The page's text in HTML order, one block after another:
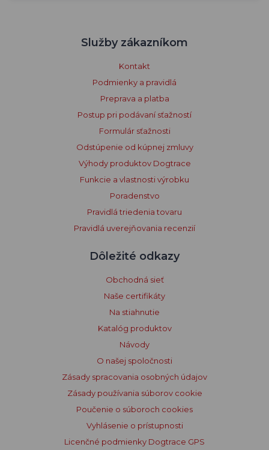
Služby zákazníkom
Kontakt
Podmienky a pravidlá
Preprava a platba
Postup pri podávaní sťažností
Formulár sťažnosti
Odstúpenie od kúpnej zmluvy
Výhody produktov Dogtrace
Funkcie a vlastnosti výrobku
Poradenstvo
Pravidlá triedenia tovaru
Pravidlá uverejňovania recenzií
Dôležité odkazy
Obchodná sieť
Naše certifikáty
Na stiahnutie
Katalóg produktov
Návody
O našej spoločnosti
Zásady spracovania osobných údajov
Zásady používania súborov cookie
Poučenie o súboroch cookies
Vyhlásenie o prístupnosti
Licenčné podmienky Dogtrace GPS